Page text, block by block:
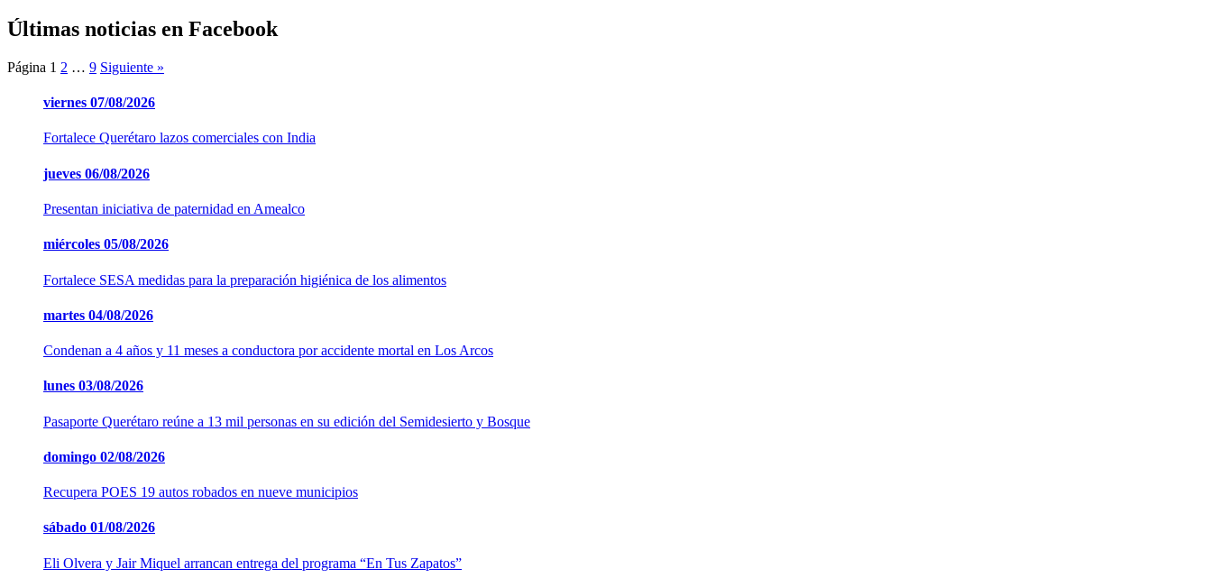
Últimas noticias en Facebook
Página 1 2 … 9 Siguiente »
viernes 07/08/2026
Fortalece Querétaro lazos comerciales con India
jueves 06/08/2026
Presentan iniciativa de paternidad en Amealco
miércoles 05/08/2026
Fortalece SESA medidas para la preparación higiénica de los alimentos
martes 04/08/2026
Condenan a 4 años y 11 meses a conductora por accidente mortal en Los Arcos
lunes 03/08/2026
Pasaporte Querétaro reúne a 13 mil personas en su edición del Semidesierto y Bosque
domingo 02/08/2026
Recupera POES 19 autos robados en nueve municipios
sábado 01/08/2026
Eli Olvera y Jair Miquel arrancan entrega del programa “En Tus Zapatos”